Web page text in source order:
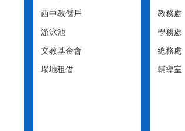
西中教儲戶
游泳池
文教基金會
場地租借
教務處
學務處
總務處
輔導室